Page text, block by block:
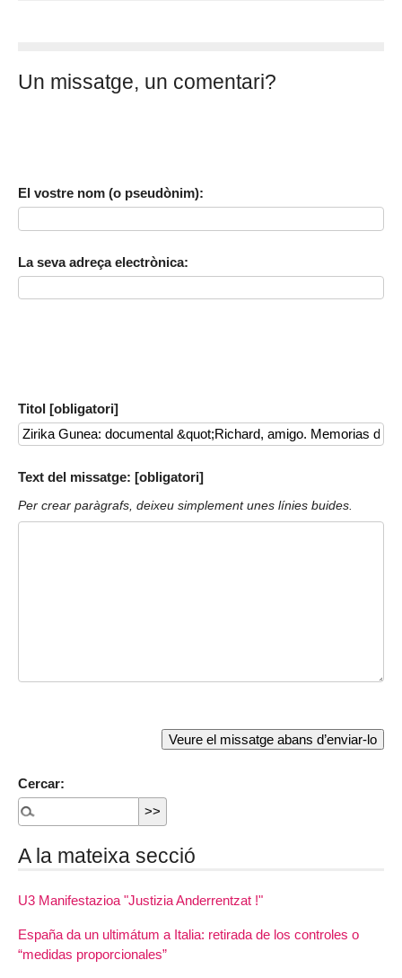
Un missatge, un comentari?
El vostre nom (o pseudònim):
La seva adreça electrònica:
Titol [obligatori]
Text del missatge: [obligatori]
Per crear paràgrafs, deixeu simplement unes línies buides.
Cercar:
A la mateixa secció
U3 Manifestazioa "Justizia Anderrentzat !"
España da un ultimátum a Italia: retirada de los controles o
“medidas proporcionales”